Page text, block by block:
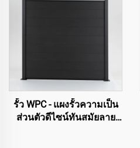
รั้ว WPC - แผงรั้วความเป็น
ส่วนตัวดีไซน์ทันสมัยลาย